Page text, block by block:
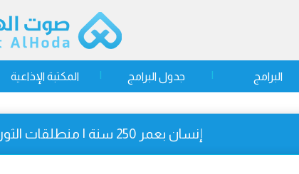
البرامج جدول البرامج المكتبة الإذاعية
إنسان بعمر 250 سنة | منطلقات الثورة الحسينية وثمارها 03